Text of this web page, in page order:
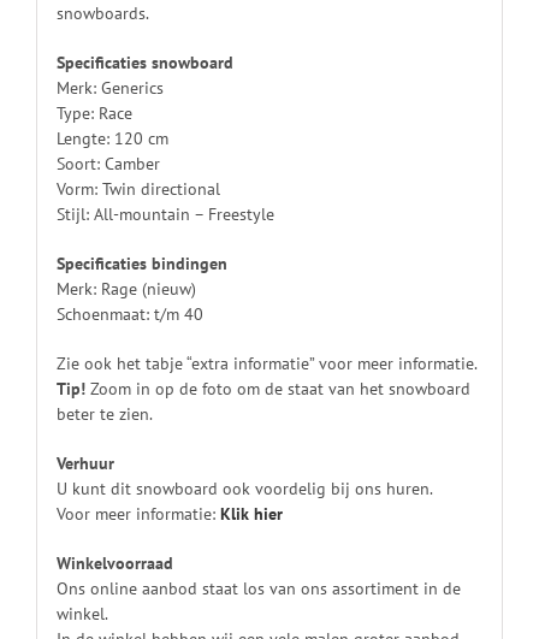
snowboards.
Specificaties snowboard
Merk: Generics
Type: Race
Lengte: 120 cm
Soort: Camber
Vorm: Twin directional
Stijl: All-mountain – Freestyle
Specificaties bindingen
Merk: Rage (nieuw)
Schoenmaat: t/m 40
Zie ook het tabje “extra informatie” voor meer informatie.
Tip!Zoom in op de foto om de staat van het snowboard
beter te zien.
Verhuur
U kunt dit snowboard ook voordelig bij ons huren.
Voor meer informatie: Klik hier
Winkelvoorraad
Ons online aanbod staat los van ons assortiment in de
winkel.